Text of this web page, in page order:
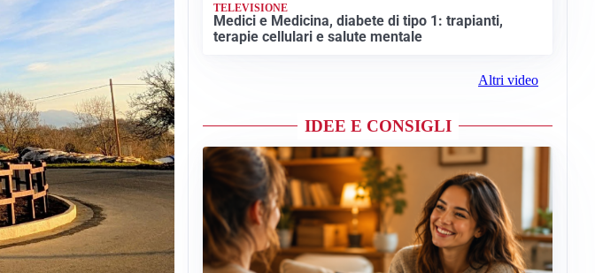
TELEVISIONE
Medici e Medicina, diabete di tipo 1: trapianti,
terapie cellulari e salute mentale
Altri video
IDEE E CONSIGLI